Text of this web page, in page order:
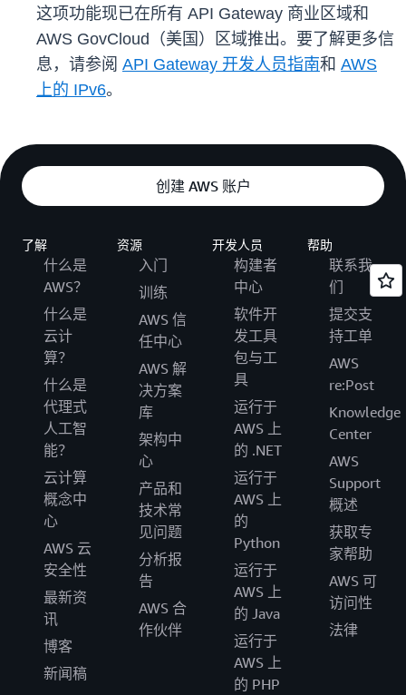
这项功能现已在所有 API Gateway 商业区域和
AWS GovCloud（美国）区域推出。要了解更多信
息，请参阅 API Gateway 开发人员指南和 AWS
上的 IPv6。
创建 AWS 账户
了解
什么是
AWS？
什么是
云计
算？
什么是
代理式
人工智
能？
云计算
概念中
心
AWS 云
安全性
最新资
讯
博客
新闻稿
资源
入门
训练
AWS 信
任中心
AWS 解
决方案
库
架构中
心
产品和
技术常
见问题
分析报
告
AWS 合
作伙伴
开发人员
构建者
中心
软件开
发工具
包与工
具
运行于
AWS 上
的 .NET
运行于
AWS 上
的
Python
运行于
AWS 上
的 Java
运行于
AWS 上
的 PHP
帮助
联系我
们
提交支
持工单
AWS
re:Post
Knowledge
Center
AWS
Support
概述
获取专
家帮助
AWS 可
访问性
法律